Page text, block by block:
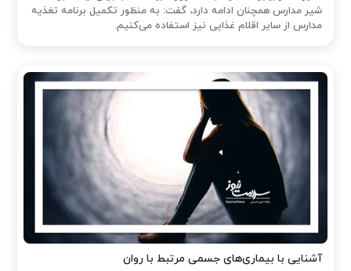
شیر مدارس همچنان ادامه‌ دارد، گفت: به منظور تکمیل برنامه تغذیه
مدارس از سایر اقلام غذایی نیز استفاده می‌کنیم.
آشنایی با بیماری‌های جسمی مرتبط با روان